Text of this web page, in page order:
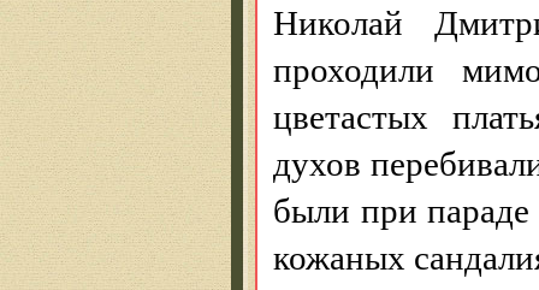
Николай
проходили
цветастых
духов
были при
кожаных